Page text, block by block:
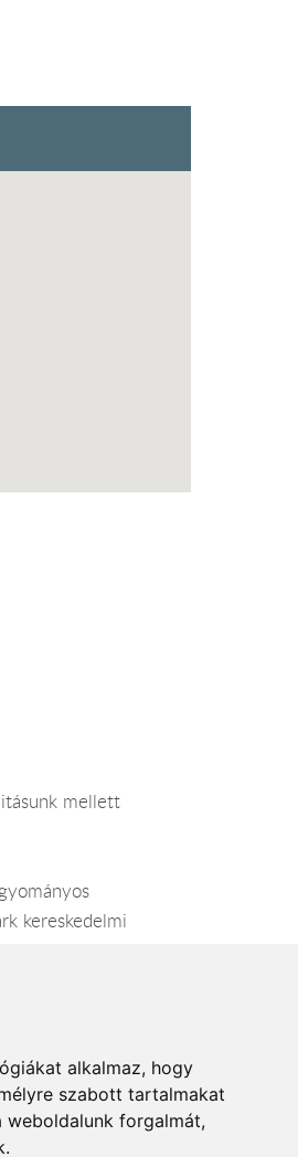
alkalmaz, hogy
szabott tartalmakat
weboldalunk forgalmát,
mellett
kereskedelmi
külföldre és
elérjék célját.